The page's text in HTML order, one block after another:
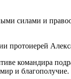
силами и
протоиерей
командира
и